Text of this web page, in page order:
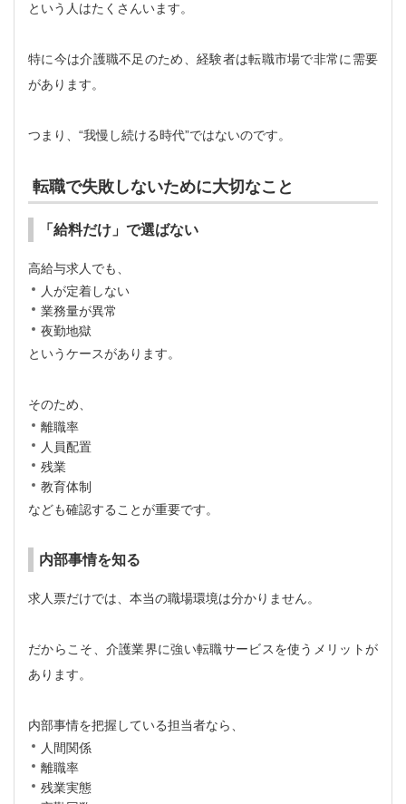
という人はたくさんいます。
特に今は介護職不足のため、経験者は転職市場で非常に需要
があります。
つまり、“我慢し続ける時代”ではないのです。
転職で失敗しないために大切なこと
「給料だけ」で選ばない
高給与求人でも、
人が定着しない
業務量が異常
夜勤地獄
というケースがあります。
そのため、
離職率
人員配置
残業
教育体制
なども確認することが重要です。
内部事情を知る
求人票だけでは、本当の職場環境は分かりません。
だからこそ、介護業界に強い転職サービスを使うメリットが
あります。
内部事情を把握している担当者なら、
人間関係
離職率
残業実態